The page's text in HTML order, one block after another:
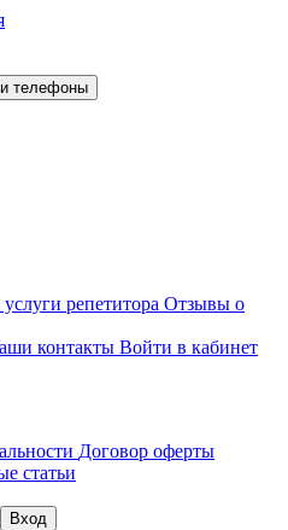
телефоны
услуги репетитора Отзывы о
контакты Войти в кабинет
Договор оферты
статьи
Вход